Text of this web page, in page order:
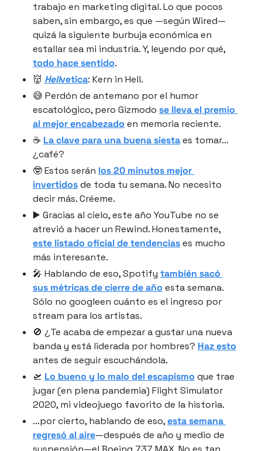
trabajo en marketing digital. Lo que pocos
saben, sin embargo, es que —según Wired—
quizá la siguiente burbuja económica en
todo hace sentido.
👹 Hellvetica: Kern in Hell.
😅 Perdón de antemano por el humor
escatológico, pero Gizmodo se lleva el premio
al mejor encabezado en memoria reciente.
☕️ La clave para una buena siesta es tomar…
¿café?
🤓 Estos serán los 20 minutos mejor
invertidos de toda tu semana. No necesito
decir más. Créeme.
▶️ Gracias al cielo, este año YouTube no se
este listado oficial de tendencias es mucho
más interesante.
🎤 Hablando de eso, Spotify también sacó
sus métricas de cierre de año esta semana.
Sólo no googleen cuánto es el ingreso por
stream para los artistas.
🚫 ¿Te acaba de empezar a gustar una nueva
banda y está liderada por hombres? Haz esto
antes de seguir escuchándola.
🛫 Lo bueno y lo malo del escapismo que trae
jugar (en plena pandemia) Flight Simulator
2020, mi videojuego favorito de la historia.
…por cierto, hablando de eso, esta semana
regresó al aire—después de año y medio de